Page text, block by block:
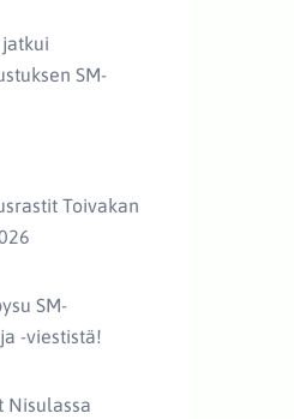
SM-
Toivakan
SM-
-viestistä!
Nisulassa